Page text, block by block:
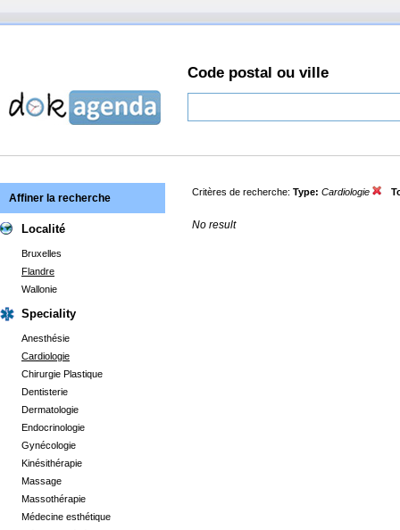
Code postal ou ville
Affiner la recherche
Localité
Bruxelles
Flandre
Wallonie
Speciality
Anesthésie
Cardiologie
Chirurgie Plastique
Dentisterie
Dermatologie
Endocrinologie
Gynécologie
Kinésithérapie
Massage
Massothérapie
Médecine esthétique
Critères de recherche: Type: Cardiologie
No result